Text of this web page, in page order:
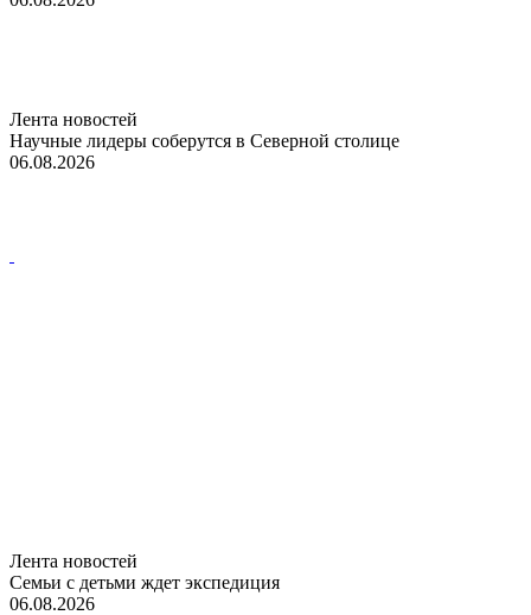
Лента новостей
Научные лидеры соберутся в Северной столице
06.08.2026
Лента новостей
Семьи с детьми ждет экспедиция
06.08.2026